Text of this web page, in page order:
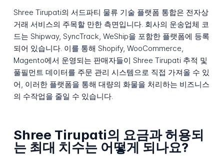
Shree Tirupati의 서드파티 물류 기술 플랫폼 통합은 전자상
거래 서비스의 주목할 만한 측면입니다. 회사의 운송업체 코
드는 Shipway, SyncTrack, WeShip을 포함한 플랫폼에 등록
되어 있습니다. 이를 통해 Shopify, WooCommerce,
Magento에서 운영되는 판매자들이 Shree Tirupati 추적 및
풀필먼트 데이터를 주문 관리 시스템으로 직접 가져올 수 있
어, 이러한 플랫폼을 통해 대량의 화물을 처리하는 비즈니스
의 수작업을 줄일 수 있습니다.
Shree Tirupati의 요금과 허용되
는 최대 치수는 어떻게 되나요?